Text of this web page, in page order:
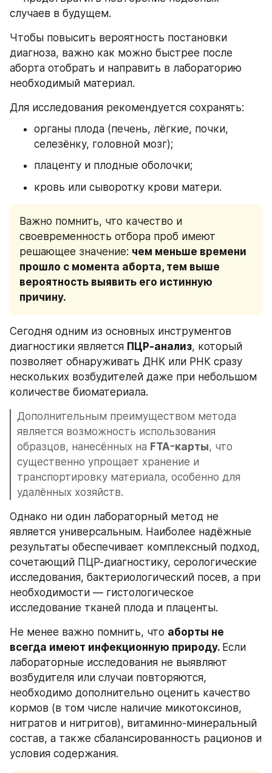
случаев в будущем.
Чтобы повысить вероятность постановки
диагноза, важно как можно быстрее после
аборта отобрать и направить в лабораторию
необходимый материал.
Для исследования рекомендуется сохранять:
органы плода (печень, лёгкие, почки,
селезёнку, головной мозг);
плаценту и плодные оболочки;
кровь или сыворотку крови матери.
Важно помнить, что качество и
своевременность отбора проб имеют
решающее значение: чем меньше времени
прошло с момента аборта, тем выше
вероятность выявить его истинную
причину.
Сегодня одним из основных инструментов
диагностики является ПЦР-анализ, который
позволяет обнаруживать ДНК или РНК сразу
нескольких возбудителей даже при небольшом
количестве биоматериала.
Дополнительным преимуществом метода
является возможность использования
образцов, нанесённых на FTA-карты, что
существенно упрощает хранение и
транспортировку материала, особенно для
удалённых хозяйств.
Однако ни один лабораторный метод не
является универсальным. Наиболее надёжные
результаты обеспечивает комплексный подход,
сочетающий ПЦР-диагностику, серологические
исследования, бактериологический посев, а при
необходимости — гистологическое
исследование тканей плода и плаценты.
Не менее важно помнить, что аборты не
всегда имеют инфекционную природу. Если
лабораторные исследования не выявляют
возбудителя или случаи повторяются,
необходимо дополнительно оценить качество
кормов (в том числе наличие микотоксинов,
нитратов и нитритов), витаминно-минеральный
состав, а также сбалансированность рационов и
условия содержания.